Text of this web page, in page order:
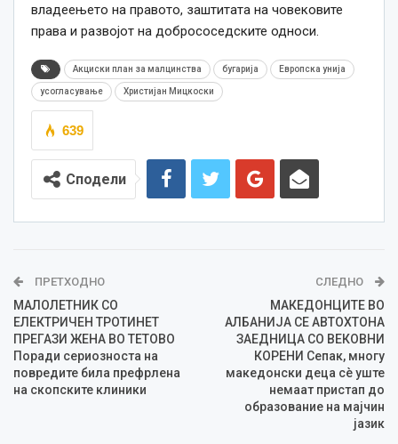
владеењето на правото, заштитата на човековите
права и развојот на добрососедските односи.
Акциски план за малцинства бугарија Европска унија
усогласување Христијан Мицкоски
639
Сподели
ПРЕТХОДНО
МАЛОЛЕТНИК СО
ЕЛЕКТРИЧЕН ТРОТИНЕТ
ПРЕГАЗИ ЖЕНА ВО ТЕТОВО
Поради сериозноста на
повредите била префрлена
на скопските клиники
СЛЕДНО
МАКЕДОНЦИТЕ ВО
АЛБАНИЈА СЕ АВТОХТОНА
ЗАЕДНИЦА СО ВЕКОВНИ
КОРЕНИ Сепак, многу
македонски деца сè уште
немаат пристап до
образование на мајчин
јазик